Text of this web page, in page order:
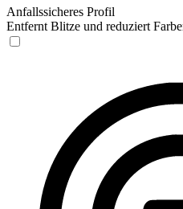
Anfallssicheres Profil
Entfernt Blitze und reduziert